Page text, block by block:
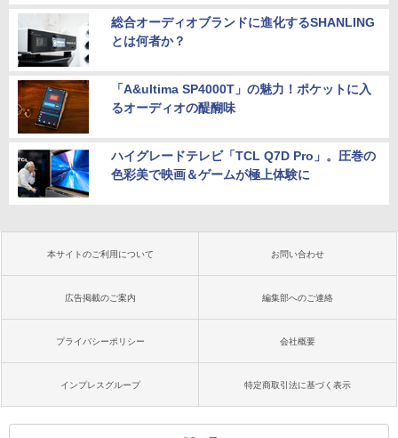
総合オーディオブランドに進化するSHANLING
とは何者か？
「A&ultima SP4000T」の魅力！ポケットに入
るオーディオの醍醐味
ハイグレードテレビ「TCL Q7D Pro」。圧巻の
色彩美で映画＆ゲームが極上体験に
本サイトのご利用について お問い合わせ
広告掲載のご案内 編集部へのご連絡
プライバシーポリシー 会社概要
インプレスグループ 特定商取引法に基づく表示